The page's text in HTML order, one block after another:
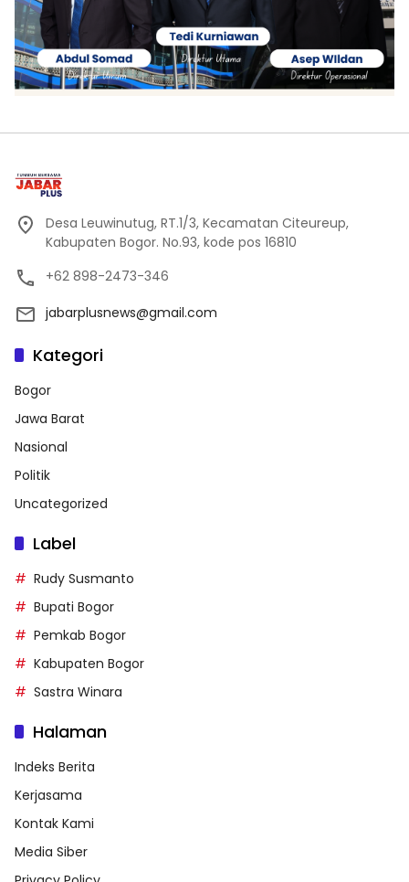
Desa Leuwinutug, RT.1/3, Kecamatan Citeureup,
Kabupaten Bogor. No.93, kode pos 16810
+62 898-2473-346
jabarplusnews@gmail.com
Kategori
Bogor
Jawa Barat
Nasional
Politik
Uncategorized
Label
Rudy Susmanto
Bupati Bogor
Pemkab Bogor
Kabupaten Bogor
Sastra Winara
Halaman
Indeks Berita
Kerjasama
Kontak Kami
Media Siber